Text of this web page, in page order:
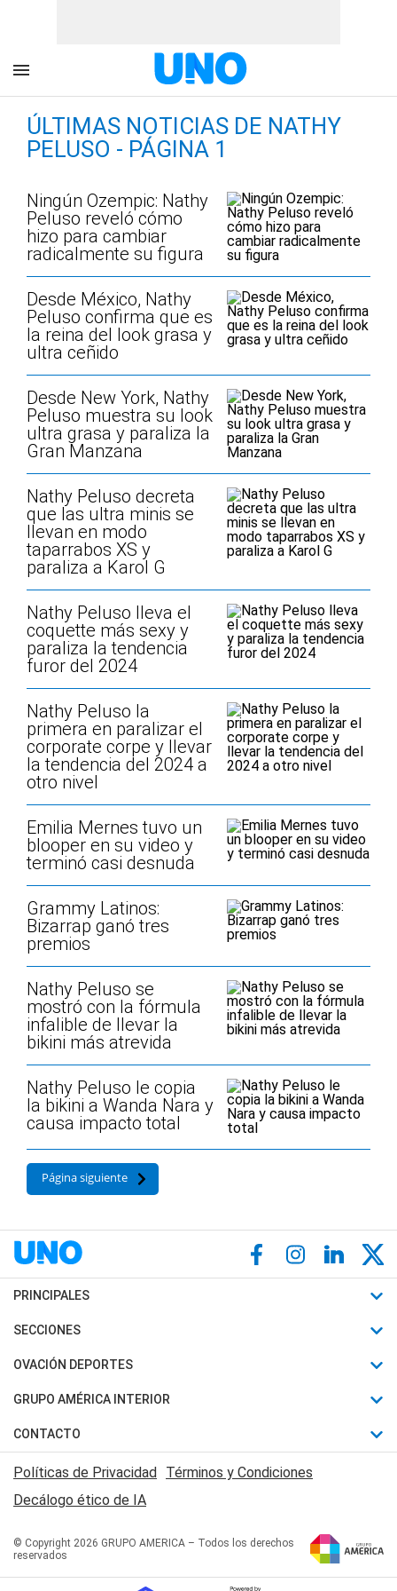
ÚLTIMAS NOTICIAS DE NATHY
PELUSO - PÁGINA 1
Ningún Ozempic: Nathy
Peluso reveló cómo
hizo para cambiar
radicalmente su figura
Desde México, Nathy
Peluso confirma que es
la reina del look grasa y
ultra ceñido
Desde New York, Nathy
Peluso muestra su look
ultra grasa y paraliza la
Gran Manzana
Nathy Peluso decreta
que las ultra minis se
llevan en modo
taparrabos XS y
paraliza a Karol G
Nathy Peluso lleva el
coquette más sexy y
paraliza la tendencia
furor del 2024
Nathy Peluso la
primera en paralizar el
corporate corpe y llevar
la tendencia del 2024 a
otro nivel
Emilia Mernes tuvo un
blooper en su video y
terminó casi desnuda
Grammy Latinos:
Bizarrap ganó tres
premios
Nathy Peluso se
mostró con la fórmula
infalible de llevar la
bikini más atrevida
Nathy Peluso le copia
la bikini a Wanda Nara y
causa impacto total
Página siguiente
PRINCIPALES
Últimas Noticias
Política
Judiciales
Economia
SECCIONES
Horóscopo
Motores
Trucos caseros
Series y Películas
Edictos y Solicitadas
OVACIÓN DEPORTES
Fútbol
Mundial
Automovilismo
Rugby
Básquet
GRUPO AMÉRICA INTERIOR
Canal 7 en Vivo
San Juan 8
CONTACTO
Acerca de Nosotros
Contactanos
Políticas de Privacidad Términos y Condiciones
Decálogo ético de IA
© Copyright 2026 GRUPO AMERICA – Todos los derechos
reservados